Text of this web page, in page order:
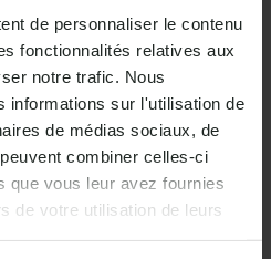
de personnaliser le contenu
fonctionnalités relatives aux
notre trafic. Nous
informations sur l'utilisation de
de médias sociaux, de
combiner celles-ci
que vous leur avez fournies
de votre utilisation de leurs
-uren voor 2025
November tot 29 December 2025
11:00 tot 19:00 uur.
10:00 tot 20:00 uur.